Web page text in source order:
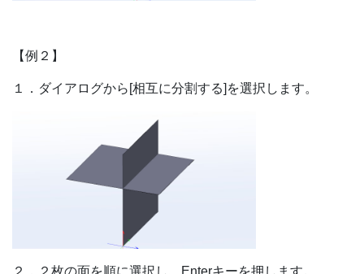
【例２】
１．ダイアログから[相互に分割する]を選択します。
２．２枚の面を順に選択し、Enterキーを押します。